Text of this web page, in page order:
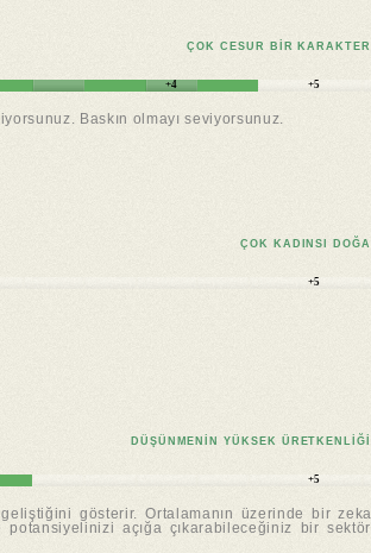
ÇOK CESUR BIR KARAKTER
+4 +5
Baskın olmayı seviyorsunuz.
ÇOK KADINSI DOĞA
+5
DÜŞÜNMENIN YÜKSEK ÜRETKENLIĞI
+5
gösterir. Ortalamanın üzerinde bir
açığa çıkarabileceğiniz bir